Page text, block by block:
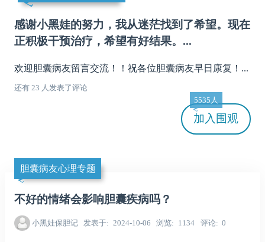
感谢小黑娃的努力，我从迷茫找到了希望。现在
正积极干预治疗，希望有好结果。...
欢迎胆囊病友留言交流！！祝各位胆囊病友早日康复！...
还有 23 人发表了评论
加入
5535人
围观
胆囊病友心理专题
不好的情绪会影响胆囊疾病吗？
小黑娃保胆记 发表于 2024-10-06 浏览 1134 评论 0